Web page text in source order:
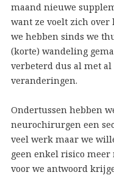
maand nieuwe
want ze voelt zich
we hebben sinds we
(korte) wandeling
verbeterd dus al met
veranderingen.
Ondertussen hebben
neurochirurgen een
veel werk maar we
geen enkel risico
voor we antwoord